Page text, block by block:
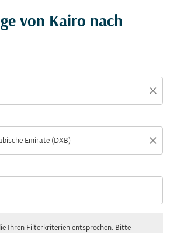
von Kairo nach
close
close
Selected
Ihren Filterkriterien entsprechen. Bitte